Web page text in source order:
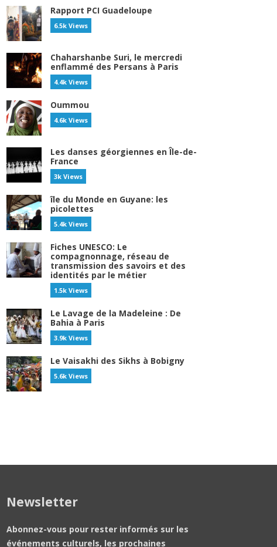
Rapport PCI Guadeloupe
6.5k Views
Chaharshanbe Suri, le mercredi
enflammé des Persans à Paris
4.4k Views
Oummou
4.6k Views
Les danses géorgiennes en Île-de-
France
3k Views
île du Monde en Guyane: les
picolettes
5.4k Views
Fiches UNESCO: Le
compagnonnage, réseau de
transmission des savoirs et des
identités par le métier
1.5k Views
Le Lavage de la Madeleine : De
Bahia à Paris
3.9k Views
Le Vaisakhi des Sikhs à Bobigny
5.6k Views
Newsletter
Abonnez-vous pour rester informés sur les
événements culturels, les prochaines